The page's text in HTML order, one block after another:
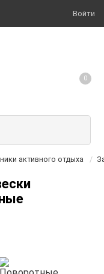
Войти
0
активного отдыха /